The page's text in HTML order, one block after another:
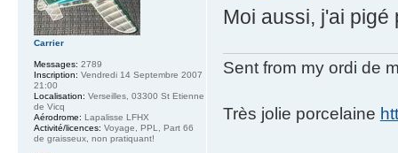
Moi aussi, j'ai pigé
Sent from my ordi de
Très jolie porcelaine
Carrier
Messages: 2789
Inscription: Vendredi 14 Septembre 2007
21:00
Localisation: Verseilles, 03300 St Etienne
de Vicq
Aérodrome: Lapalisse LFHX
Activité/licences: Voyage, PPL, Part 66
de graisseux, non pratiquant!